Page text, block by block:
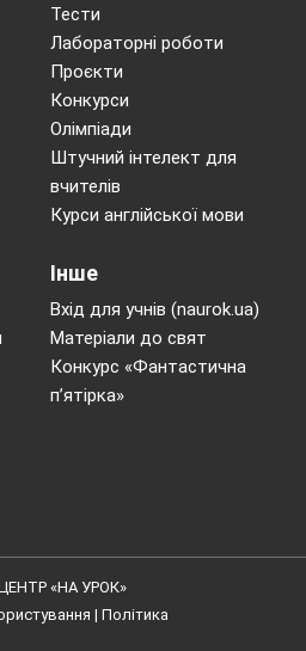
Тести
Лабораторні роботи
Проєкти
Конкурси
Олімпіади
Штучний інтелект для
вчителів
Курси англійської мови
Інше
Вхід для учнів (naurok.ua)
Матеріали до свят
Конкурс «Фантастична
п’ятірка»
«НА УРОК»
| Політика